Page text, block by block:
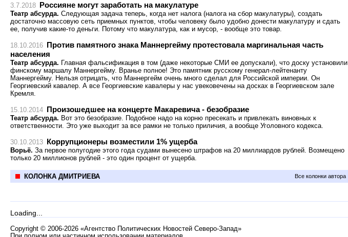
3.7.2018 Россияне могут заработать на макулатуре
Театр абсурда. Следующая задача теперь, когда нет налога (налога на сбор макулатуры), создать
достаточно массовую сеть приемных пунктов, чтобы человеку было удобно донести макулатуру и сдать
ее, получив какие-то деньги. Потому что макулатура, как и мусор, - вообще это товар.
18.10.2016 Против памятного знака Маннергейму протестовала маргинальная часть
населения
Театр абсурда. Главная фальсификация в том (даже некоторые СМИ ее допускали), что доску установили
финскому маршалу Маннергейму. Вранье полное! Это памятник русскому генерал-лейтенанту
Маннергейму. Нельзя отрицать, что Маннергейм очень много сделал для Российской империи. Он
Георгиевский кавалер. А все Георгиевские кавалеры у нас увековечены на досках в Георгиевском зале
Кремля.
15.10.2014 Произошедшее на концерте Макаревича - безобразие
Театр абсурда. Вот это безобразие. Подобное надо на корню пресекать и привлекать виновных к
ответственности. Это уже выходит за все рамки не только приличия, а вообще Уголовного кодекса.
30.10.2013 Коррупционеры возместили 1% ущерба
Ворьё. За первое полугодие этого года судами вынесено штрафов на 20 миллиардов рублей. Возмещено
только 20 миллионов рублей - это один процент от ущерба.
КОЛОНКА ДМИТРИЕВА Все колонки автора
Loading...
Copyright © 2006-2026 «Агентство Политических Новостей Северо-Запад»